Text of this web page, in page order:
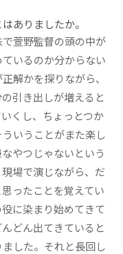
ありましたか。
萱野監督の頭の中が
いるのか分からない
解かを探りながら、
引き出しが増えると
くし、ちょっとつか
いうことがまた楽し
やつじゃないという
場で演じながら、だ
ったことを覚えてい
に染まり始めてきて
どん出てきていると
した。それと長回し